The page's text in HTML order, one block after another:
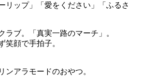
リップ」「愛をください」「ふるさ
ラブ。「真実一路のマーチ」。
笑顔で手拍子。
ンアラモードのおやつ。